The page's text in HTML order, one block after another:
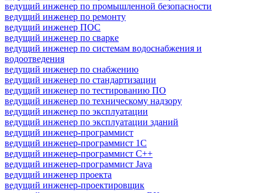
ведущий инженер по промышленной безопасности
ведущий инженер по ремонту
ведущий инженер ПОС
ведущий инженер по сварке
ведущий инженер по системам водоснабжения и
водоотведения
ведущий инженер по снабжению
ведущий инженер по стандартизации
ведущий инженер по тестированию ПО
ведущий инженер по техническому надзору
ведущий инженер по эксплуатации
ведущий инженер по эксплуатации зданий
ведущий инженер-программист
ведущий инженер-программист 1С
ведущий инженер-программист C++
ведущий инженер-программист Java
ведущий инженер проекта
ведущий инженер-проектировщик